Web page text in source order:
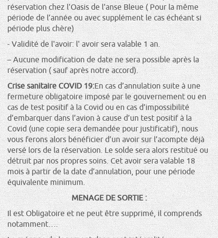
réservation chez l'Oasis de l'anse Bleue ( Pour la même
période de l’année ou avec supplément le cas échéant si
période plus chère)
- Validité de l'avoir: l' avoir sera valable 1 an.
– Aucune modification de date ne sera possible après la
réservation ( sauf après notre accord).
Crise sanitaire COVID 19:En cas d’annulation suite à une
fermeture obligatoire imposé par le gouvernement ou en
cas de test positif à la Covid ou en cas d’impossibilité
d’embarquer dans l’avion à cause d’un test positif à la
Covid (une copie sera demandée pour justificatif), nous
vous ferons alors bénéficier d’un avoir sur l’acompte déjà
versé lors de la réservation. Le solde sera alors restitué ou
détruit par nos propres soins. Cet avoir sera valable 18
mois à partir de la date d’annulation, pour une période
équivalente minimum.
MENAGE DE SORTIE :
Il est Obligatoire et ne peut être supprimé, il comprends
notamment….